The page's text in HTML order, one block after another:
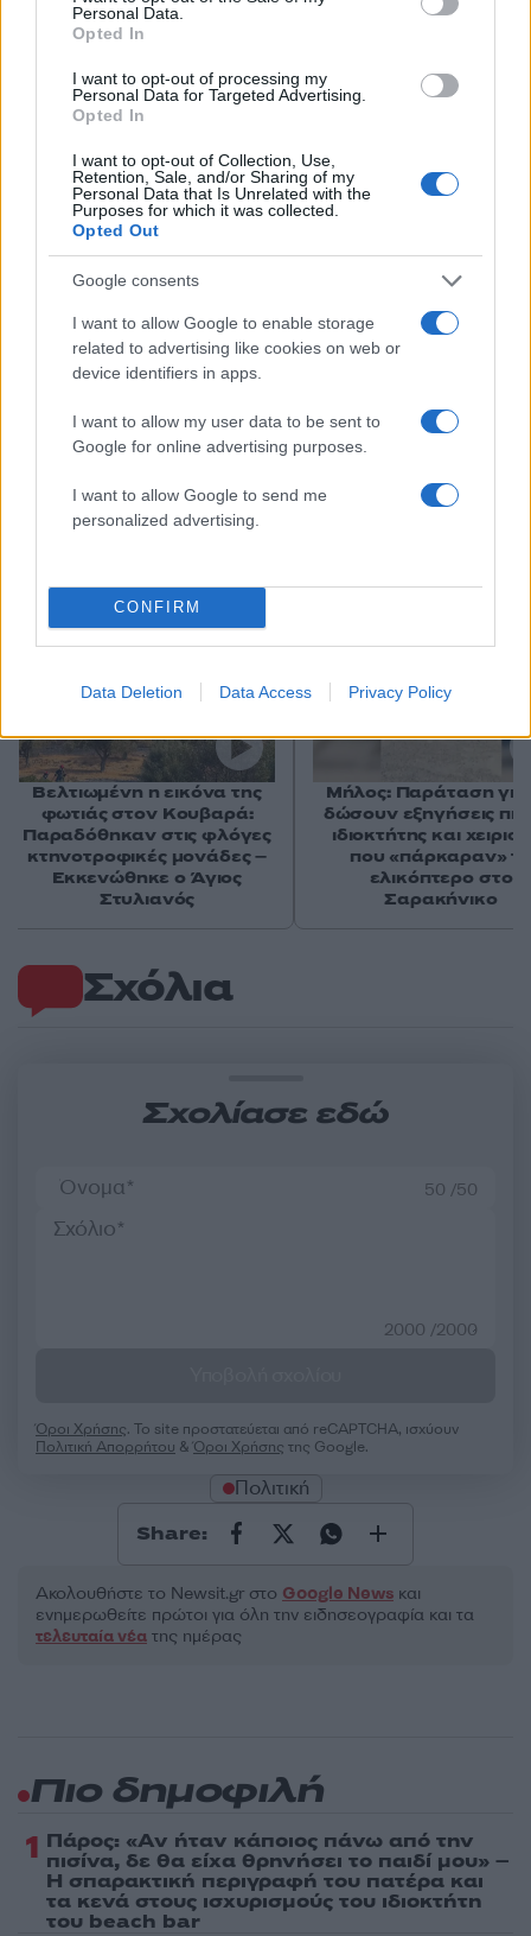
Personal Data.
Opted In
I want to opt-out of processing my
Personal Data for Targeted Advertising.
Opted In
I want to opt-out of Collection, Use,
Retention, Sale, and/or Sharing of my
Personal Data that Is Unrelated with the
Purposes for which it was collected.
Opted Out
Google consents
I want to allow Google to enable storage
related to advertising like cookies on web or
device identifiers in apps.
I want to allow my user data to be sent to
Google for online advertising purposes.
I want to allow Google to send me
personalized advertising.
CONFIRM
Data Deletion Data Access Privacy Policy
Podemos, Αριστερό Κόμμα Σουηδίας, SPD
ΡΕΠΟΡΤΑΖ: ΕΛΕΝΗ ΚΑΛΟΓΕΡΟΠΟΥΛΟΥ
ΔΙΑΦΗΜΙΣΗ
Σχόλια
Σχολίασε εδώ
50 /50
2000 /2000
Όροι Χρήσης. Το site προστατεύεται από reCAPTCHA, ισχύουν
Πολιτική Απορρήτου &Όροι Χρήσης της Google.
Πολιτική
Share:
Ακολουθήστε το Νewsit.gr στο Google News και
ενημερωθείτε πρώτοι για όλη την ειδησεογραφία και τα
τελευταία νέα της ημέρας
Αν τα χάσατε
Βελτιωμένη η εικόνα της
φωτιάς στον Κουβαρά:
Παραδόθηκαν στις φλόγες
κτηνοτροφικές μονάδες –
Εκκενώθηκε ο Άγιος
Στυλιανός
Μήλος: Παράταση
δώσουν εξηγήσεις
ιδιοκτήτης και
που «πάρκαραν»
ελικόπτερο στο
Σαρακήνικο
Πιο δημοφιλή
1 Πάρος: «Αν ήταν κάποιος πάνω από την
πισίνα, δε θα είχα θρηνήσει το παιδί μου» –
Η σπαρακτική περιγραφή του πατέρα και
τα κενά στους ισχυρισμούς του ιδιοκτήτη
του beach bar